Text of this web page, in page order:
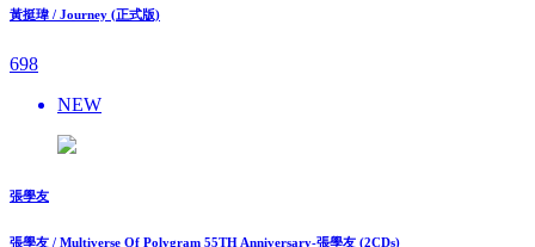
黃挺瑋 / Journey (正式版)
698
NEW
張學友
張學友 / Multiverse Of Polygram 55TH Anniversary-張學友 (2CDs)